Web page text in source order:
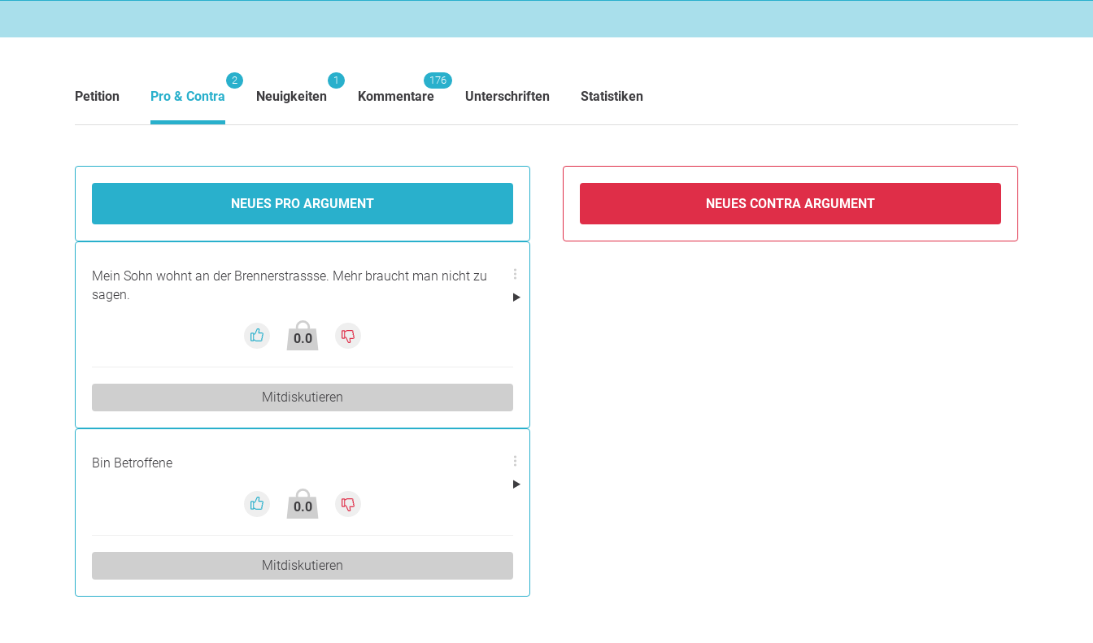
Petition Pro & Contra
2
Neuigkeiten
1
Kommentare
176
Unterschriften Statistiken
NEUES PRO ARGUMENT
Mein Sohn wohnt an der Brennerstrassse. Mehr braucht man nicht zu
sagen.
0.0
Mitdiskutieren
Bin Betroffene
0.0
Mitdiskutieren
NEUES CONTRA ARGUMENT